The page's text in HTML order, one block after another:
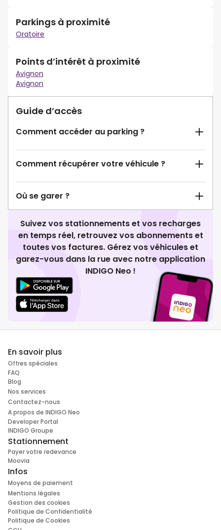
Parkings à proximité
Oratoire
Points d’intérêt à proximité
Avignon
Avignon
Guide d’accès
Comment accéder au parking ?
Comment récupérer votre véhicule ?
Où se garer ?
Suivez vos stationnements et vos recharges
en temps réel, retrouvez vos abonnements et
toutes vos factures. Gérez vos véhicules et
garez-vous dans la rue avec notre application
INDIGO Neo !
En savoir plus
Offres spéciales
FAQ
Blog
Nos services
Contactez-nous
A propos de INDIGO Neo
Developer Portal
INDIGO Groupe
Stationnement
Payer votre redevance
Moovia
Infos
Moyens de paiement
Mentions légales
Gestion des cookies
Politique de Confidentialité
Politique de Cookies